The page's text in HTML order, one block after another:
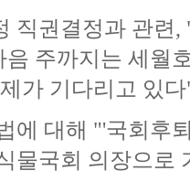
직권결정과 관련
주까지는 세월
가 기다리고 있
에 대해 "'국회후
물국회 의장으로